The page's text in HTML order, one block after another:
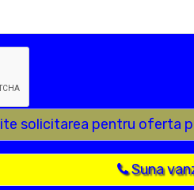
solicitarea pentru oferta
Suna